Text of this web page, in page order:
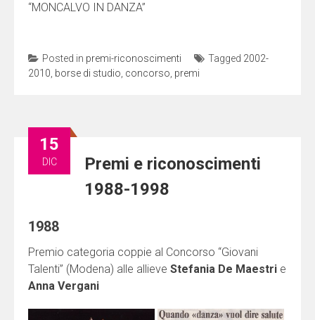
“MONCALVO IN DANZA”
Posted in premi-riconoscimenti Tagged 2002-
2010 borse di studio concorso premi
Premi e riconoscimenti
1988-1998
15
DIC
1988
Premio categoria coppie al Concorso “Giovani
Talenti” (Modena) alle allieve Stefania De Maestri e
Anna Vergani